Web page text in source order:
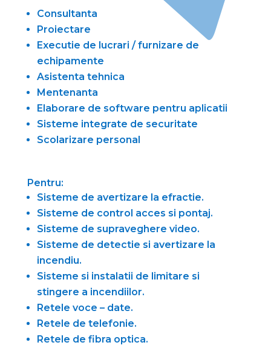
Consultanta
Proiectare
Executie de lucrari / furnizare de
echipamente
Asistenta tehnica
Mentenanta
Elaborare de software pentru aplicatii
Sisteme integrate de securitate
Scolarizare personal
Pentru:
Sisteme de avertizare la efractie.
Sisteme de control acces si pontaj.
Sisteme de supraveghere video.
Sisteme de detectie si avertizare la
incendiu.
Sisteme si instalatii de limitare si
stingere a incendiilor.
Retele voce – date.
Retele de telefonie.
Retele de fibra optica.